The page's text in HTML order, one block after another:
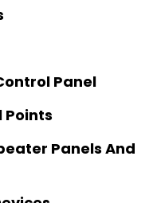
Panel
Points
Panels And